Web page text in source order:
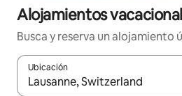
Alojamientos
Busca y reserva un alojamiento
Ubicación
Cuando los resultados estén